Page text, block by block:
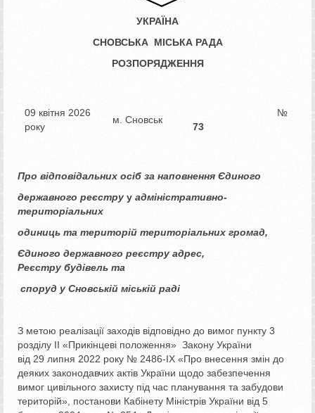
УКРАЇНА
СНОВСЬКА МІСЬКА РАДА
РОЗПОРЯДЖЕННЯ
09 квітня 2026
року
м. Сновськ
№
73
Про відповідальних осіб за наповнення Єдиного
державного реєстру у адміністративно-
територіальних
одиниць та територій територіальних громад,
Єдиного державного реєстру адрес,
Реєстру будівель та
споруд у Сновській міській раді
З метою реалізації заходів відповідно до вимог пункту 3
розділу ІІ «Прикінцеві положення» Закону України
від 29 липня 2022 року № 2486-ІХ «Про внесення змін до
деяких законодавчих актів України щодо забезпечення
вимог цивільного захисту під час планування та забудови
територій», постанови Кабінету Міністрів України від 5